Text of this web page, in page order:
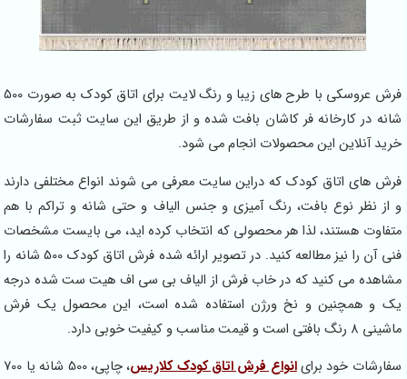
فرش عروسکی با طرح های زیبا و رنگ لایت برای اتاق کودک به صورت 500
در کارخانه فر کاشان بافت شده و از طریق این سایت ثبت سفارشات
آنلاین این محصولات انجام می شود.
اتاق کودک که دراین سایت معرفی می شوند انواع مختلفی دارند
نظر نوع بافت، رنگ آمیزی و جنس الیاف و حتی شانه و تراکم با هم
هستند، لذا هر محصولی که انتخاب کرده اید، می بایست مشخصات
فنی آن را نیز مطالعه کنید. در تصویر ارائه شده فرش اتاق کودک 500 شانه را
می کنید که در خاب فرش از الیاف بی سی اف هیت ست شده درجه
همچنین و نخ ورژن استفاده شده است، این محصول یک فرش
و کیفیت خوبی دارد.
خود برای انواع فرش اتاق کودک کلاریس
، چاپی، 500 شانه یا 700